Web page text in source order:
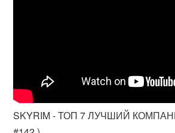
SKYRIM - ТОП 7 ЛУЧШИЙ